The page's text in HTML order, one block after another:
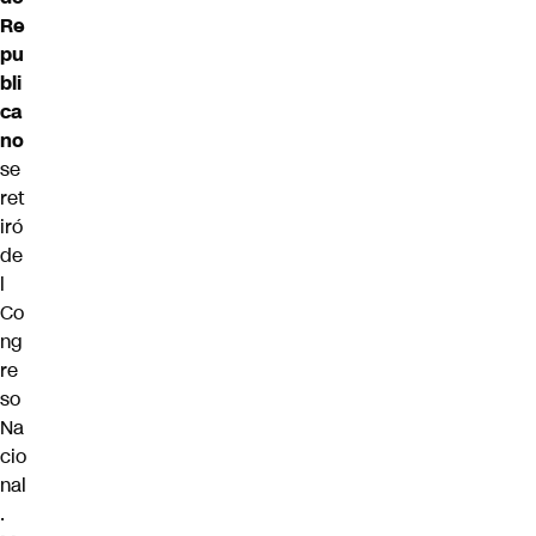
Re
pu
bli
ca
no
se
ret
iró
de
l
Co
ng
re
so
Na
cio
nal
.